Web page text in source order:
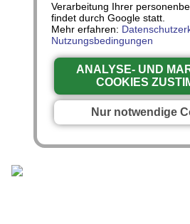
Die größte Sekte
Verarbeitung Ihrer
findet durch Google statt.
Mehr erfahren:
Nutzungsbedingungen
ANALYSE- UND
COOKIES
Nur notwendige